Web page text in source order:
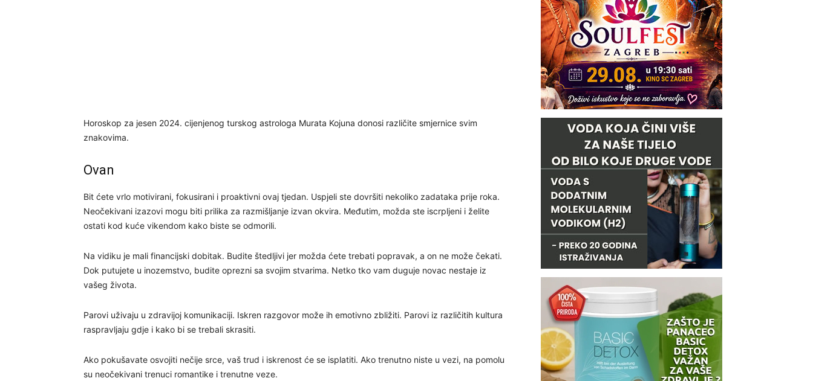
Horoskop za jesen 2024. cijenjenog turskog astrologa Murata Kojuna donosi različite smjernice svim
znakovima.
Ovan
Bit ćete vrlo motivirani, fokusirani i proaktivni ovaj tjedan. Uspjeli ste dovršiti nekoliko zadataka prije roka.
Neočekivani izazovi mogu biti prilika za razmišljanje izvan okvira. Međutim, možda ste iscrpljeni i želite
ostati kod kuće vikendom kako biste se odmorili.
Na vidiku je mali financijski dobitak. Budite štedljivi jer možda ćete trebati popravak, a on ne može čekati.
Dok putujete u inozemstvo, budite oprezni sa svojim stvarima. Netko tko vam duguje novac nestaje iz
vašeg života.
Parovi uživaju u zdravijoj komunikaciji. Iskren razgovor može ih emotivno zbližiti. Parovi iz različitih kultura
raspravljaju gdje i kako bi se trebali skrasiti.
Ako pokušavate osvojiti nečije srce, vaš trud i iskrenost će se isplatiti. Ako trenutno niste u vezi, na pomolu
su neočekivani trenuci romantike i trenutne veze.